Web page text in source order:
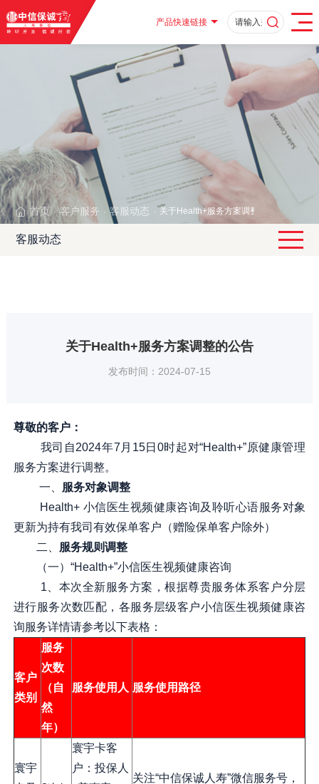
产品快速链接
首页 · 客户服务 · 客服动态 · 关于Health+服务方案调整的公告
客服动态
关于Health+服务方案调整的公告
发布时间：2024-07-15
尊敬的客户：
我司自2024年7月15日0时起对“Health+”原健康管理
服务方案进行调整。
一、 服务对象调整
Health+ 小信医生视频健康咨询及聆听心语服务对象
更新为持有我司有效保单客户（赠险保单客户除外）
二、 服务规则调整
（一）“Health+”小信医生视频健康咨询
1、本次全新服务方案，根据尊贵服务体系客户分层
进行服务次数匹配，各服务层级客户小信医生视频健康咨
询服务详情请参考以下表格：
客户
类别
服务
次数
（自
然
年）
服务使用人 服务使用路径
寰宇
寰宇卡客
户：投保人
关注“中信保诚人寿”微信服务号，